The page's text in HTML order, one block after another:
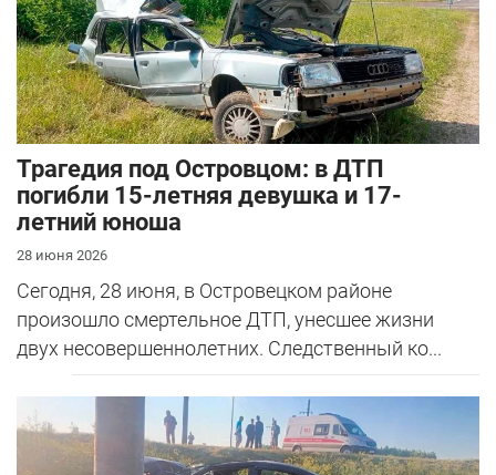
Трагедия под Островцом: в ДТП
погибли 15-летняя девушка и 17-
летний юноша
28 июня 2026
Сегодня, 28 июня, в Островецком районе
произошло смертельное ДТП, унесшее жизни
двух несовершеннолетних. Следственный ко...